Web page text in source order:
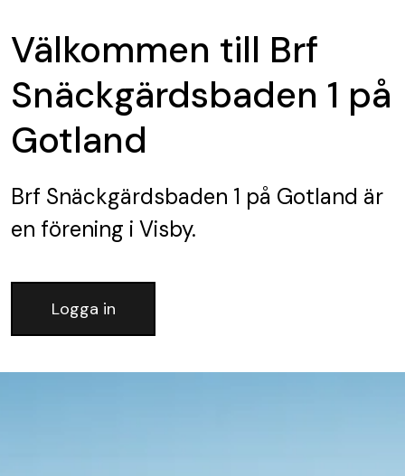
Välkommen till Brf
Snäckgärdsbaden 1 på
Gotland
Brf Snäckgärdsbaden 1 på Gotland är
en förening i Visby.
Logga in